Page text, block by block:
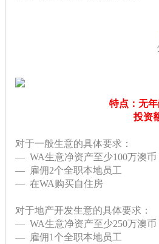
特点：无
投资
对于一般生意的具体要求：
— WA生意净资产至少100万澳币
— 雇佣2个全职本地员工
— 在WA购买自住房
对于地产开发生意的具体要求：
— WA生意净资产至少250万澳币
— 雇佣1个全职本地员工